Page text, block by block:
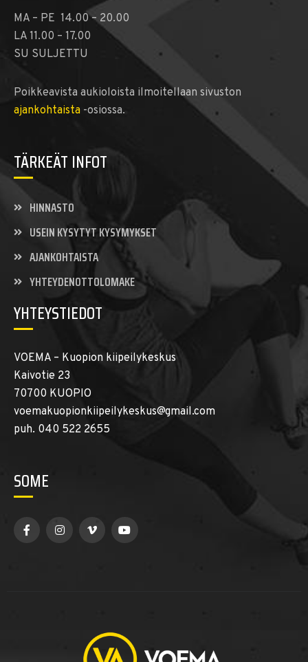
MA – PE 14.00 – 20.00
LA 11.00 – 17.00
SU SULJETTU
Poikkeavista aukioloista ilmoitellaan sivuston
ajankohtaista -osiossa.
TÄRKEÄT INFOT
HINNASTO
USEIN KYSYTYT KYSYMYKSET
AJANKOHTAISTA
YHTEYDENOTTOLOMAKE
YHTEYSTIEDOT
VOEMA – Kuopion kiipeilykeskus
Kaivotie 23
70700 KUOPIO
voemakuopionkiipeilykeskus@gmail.com
puh. 040 522 2655
SOME